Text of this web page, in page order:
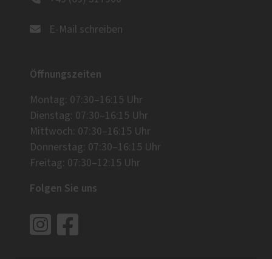
E-Mail schreiben
Öffnungszeiten
Montag: 07:30–16:15 Uhr
Dienstag: 07:30–16:15 Uhr
Mittwoch: 07:30–16:15 Uhr
Donnerstag: 07:30–16:15 Uhr
Freitag: 07:30–12:15 Uhr
Folgen Sie uns